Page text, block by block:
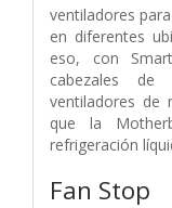
ventiladores
en diferentes
eso, con
cabezales de
ventiladores de
que la
refrigeración
Fan Stop